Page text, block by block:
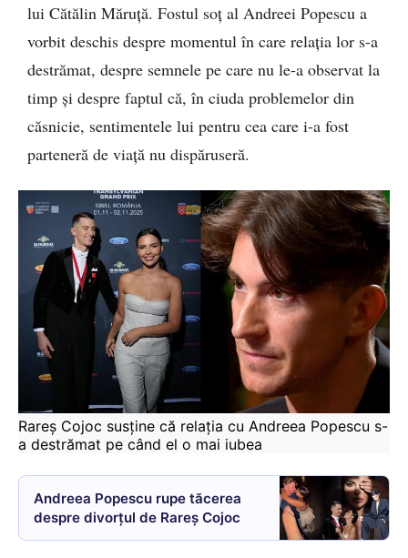
lui Cătălin Măruță. Fostul soț al Andreei Popescu a
vorbit deschis despre momentul în care relația lor s-a
destrămat, despre semnele pe care nu le-a observat la
timp și despre faptul că, în ciuda problemelor din
căsnicie, sentimentele lui pentru cea care i-a fost
parteneră de viață nu dispăruseră.
Rareș Cojoc susține că relația cu Andreea Popescu s-
a destrămat pe când el o mai iubea
Andreea Popescu rupe tăcerea
despre divorțul de Rareș Cojoc